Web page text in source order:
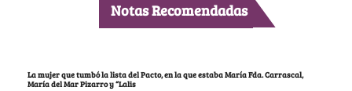
Notas Recomendadas
La mujer que tumbó la lista del Pacto, en la que estaba María Fda. Carrascal,
María del Mar Pizarro y “Lalis